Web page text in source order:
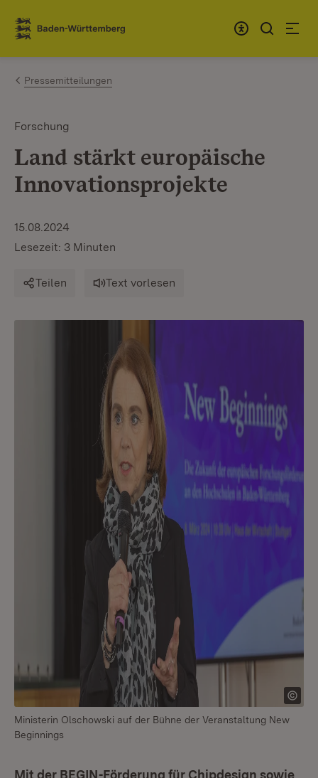
Zum Inhalt springen
Link zur Startseite
Pressemitteilungen
Forschung
Land stärkt europäische
Innovationsprojekte
15.08.2024
Lesezeit: 3 Minuten
Teilen Text vorlesen
Ministerin Olschowski auf der Bühne der Veranstaltung New
Beginnings
Mit der BEGIN-Förderung für Chipdesign sowie